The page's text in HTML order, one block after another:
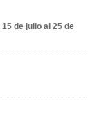
15 de julio al 25 de